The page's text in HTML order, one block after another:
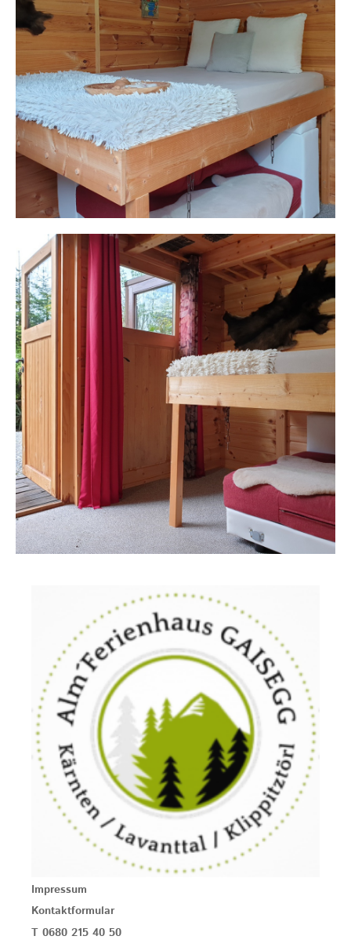
Impressum
Kontaktformular
T 0680 215 40 50